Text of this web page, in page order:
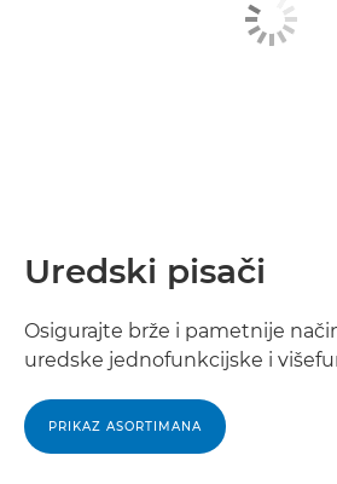
Uredski pisači
Osigurajte brže i pametnije
uredske jednofunkcijske i
PRIKAZ ASORTIMANA